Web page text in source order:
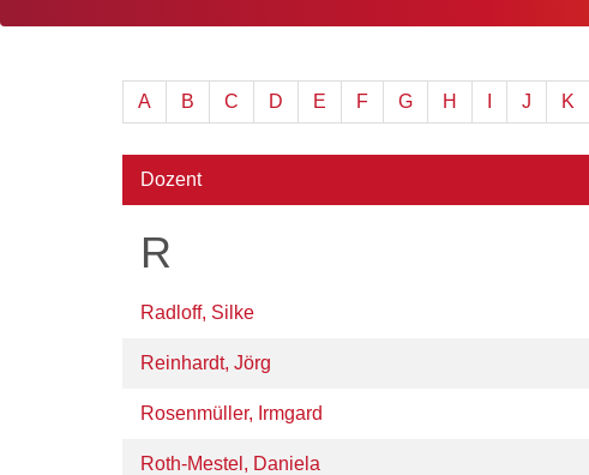
A B C D E F G H J K
Dozent
R
Radloff, Silke
Reinhardt, Jörg
Rosenmüller, Irmgard
Roth-Mestel, Daniela